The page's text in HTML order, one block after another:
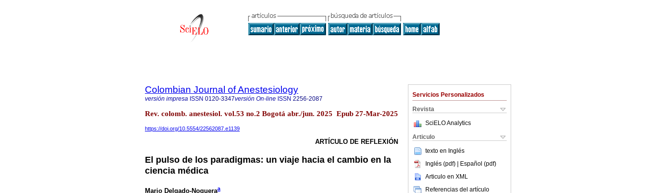
Servicios Personalizados
Revista
SciELO Analytics
Articulo
texto en Inglés
Inglés (pdf) | Español (pdf)
Articulo en XML
Referencias del artículo
Colombian Journal of Anestesiology
versión impresa ISSN 0120-3347versión On-line ISSN 2256-2087
Rev. colomb. anestesiol. vol.53 no.2 Bogotá abr./jun. 2025 Epub 27-Mar-2025
https://doi.org/10.5554/22562087.e1139
ARTÍCULO DE REFLEXIÓN
El pulso de los paradigmas: un viaje hacia el cambio en la
ciencia médica
Mario Delgado-Nogueraa